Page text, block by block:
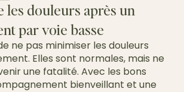
les douleurs après un
par voie basse
ne pas minimiser les douleurs
Elles sont normales, mais ne
une fatalité. Avec les bons
bienveillant et une